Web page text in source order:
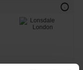
info